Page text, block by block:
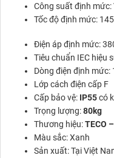
Công suất định mức:
Tốc độ định mức:
Điện áp định mức:
Tiêu chuẩn IEC hiệu
Dòng điện định mức:
Lớp cách điện cấp F
Cấp bảo vệ: IP55có
Trọng lượng:80kg
Thương hiệu:TECO
Màu sắc: Xanh
Sản xuất: Tại Việt